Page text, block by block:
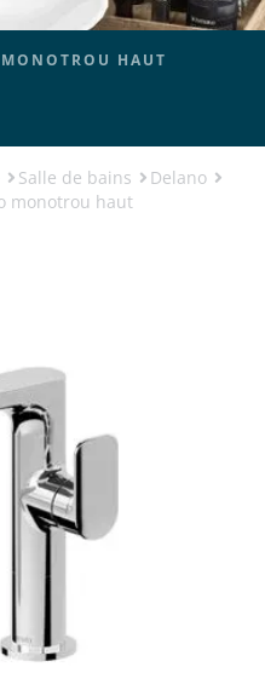
HAUT
Salle de bains
Delano
monotrou haut